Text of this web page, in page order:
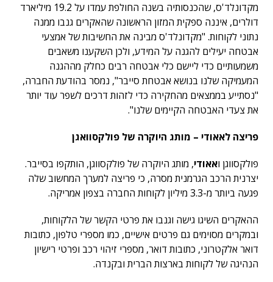
מקדונלד'ס, שהכנסותיה בשנה החולפת עמדו על 19.2 מיליארד
דולרים, איננה ספקית המזון הראשונה שהאקרים גנבו ממנה
נתוני לקוחות. "מקדונלד'ס מבינה את החשיבות של אמצעי
אבטחה יעילים להגנה על המידע, ולכן השקענו משאבים
משמעותיים כדי ליישם כלי אבטחה רבים כחלק מההגנה
המעמיקה שלנו בנושא אבטחת סייבר", נמסר בהודעת החברה,
"נסתייע בממצאים מהחקירה כדי לזהות דרכים לשפר עוד יותר
את צעדי האבטחה הקיימים שלנו".
פריצה לאאודי – מותג היוקרה של פולקסוואגן
פולקסווגן ואאודי, מותג היוקרה של פולקסווגן, הותקפו בסייבר.
יצרנית הרכב הגרמנית מסרה, כי פריצה למערך המחשוב שלה
פגעה ביותר מ-3.3 מיליון לקוחות החברה בצפון אמריקה.
ההאקרים השיגו גישה וגנבו את פרטי הקשר של הלקוחות,
ובמקרים מסוימים גם פרטים אישיים, כמו מספרי טלפון, כתובות
דואר אלקטרוני, כתובות דואר, מספרי זיהוי רכב ופרטי רישיון
הנהיגה של לקוחות בארצות הברית ובקנדה.